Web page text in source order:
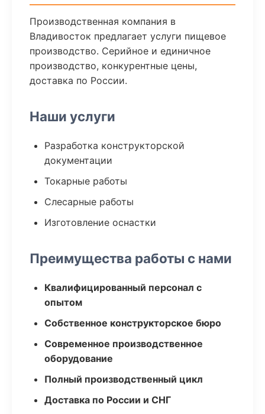
Производственная компания в
Владивосток предлагает услуги пищевое
производство. Серийное и единичное
производство, конкурентные цены,
доставка по России.
Наши услуги
Разработка конструкторской
документации
Токарные работы
Слесарные работы
Изготовление оснастки
Преимущества работы с нами
Квалифицированный персонал с
опытом
Собственное конструкторское бюро
Современное производственное
оборудование
Полный производственный цикл
Доставка по России и СНГ